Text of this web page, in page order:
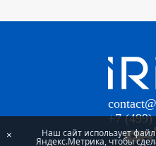
+7 (499)
× Наш сайт использует
Яндекс.Метрика, чтобы